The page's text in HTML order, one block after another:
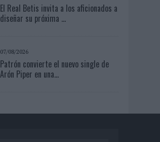
El Real Betis invita a los aficionados a
diseñar su próxima ...
07/08/2026
Patrón convierte el nuevo single de
Arón Piper en una...